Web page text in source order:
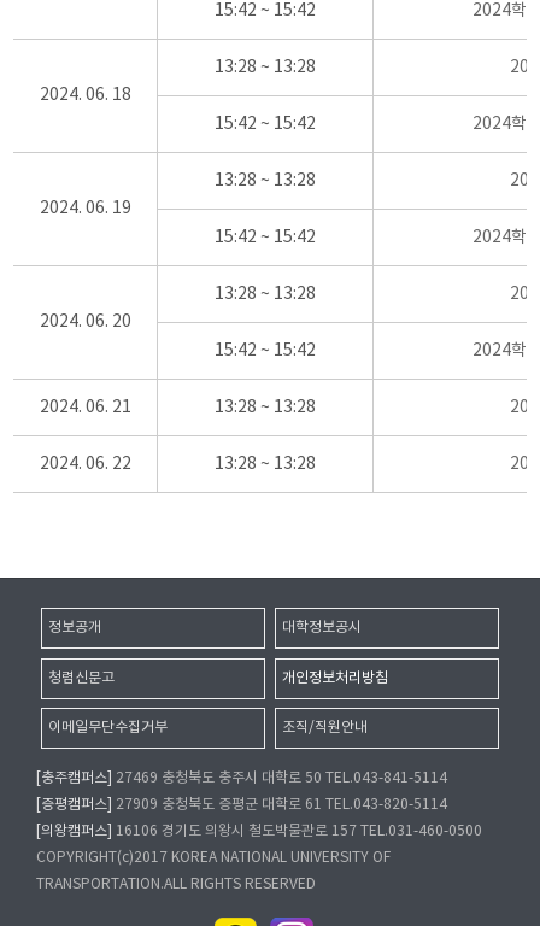
15:42 ~ 15:42 2024학
2024. 06. 18
13:28 ~ 13:28
15:42 ~ 15:42 2024학
2024. 06. 19
13:28 ~ 13:28
15:42 ~ 15:42 2024학
2024. 06. 20
13:28 ~ 13:28
15:42 ~ 15:42 2024학
2024. 06. 21 13:28 ~ 13:28
2024. 06. 22 13:28 ~ 13:28
정보공개 대학정보공시
청렴신문고 개인정보처리방침
이메일무단수집거부 조직/직원안내
[충주캠퍼스]
27469 충청북도 충주시 대학로 50 TEL.043-841-5114
[증평캠퍼스]
27909 충청북도 증평군 대학로 61 TEL.043-820-5114
[의왕캠퍼스]
16106 경기도 의왕시 철도박물관로 157 TEL.031-460-0500
COPYRIGHT(c)2017 KOREA NATIONAL UNIVERSITY OF
TRANSPORTATION.ALL RIGHTS RESERVED